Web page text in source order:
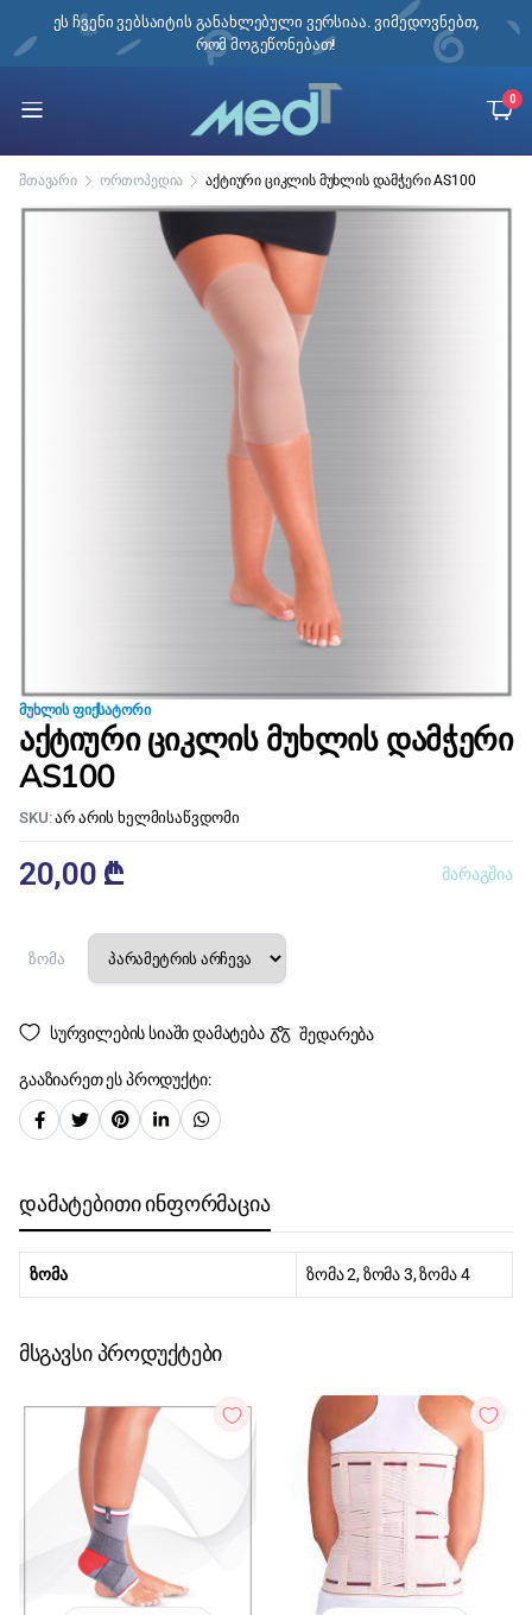
ეს ჩვენი ვებსაიტის განახლებული ვერსიაა. ვიმედოვნებთ,
რომ მოგეწონებათ!
0
მთავარი ორთოპედია აქტიური ციკლის მუხლის დამჭერი AS100
ᲛᲣᲮᲚᲘᲡ ᲤᲘᲥᲡᲐᲢᲝᲠᲘ
აქტიური ციკლის მუხლის დამჭერი
AS100
SKU: არ არის ხელმისაწვდომი
20,00 ₾ მარაგშია
ზომა
სურვილების სიაში დამატება შედარება
გააზიარეთ ეს პროდუქტი:
დამატებითი ინფორმაცია
ზომა ზომა 2, ზომა 3, ზომა 4
მსგავსი პროდუქტები